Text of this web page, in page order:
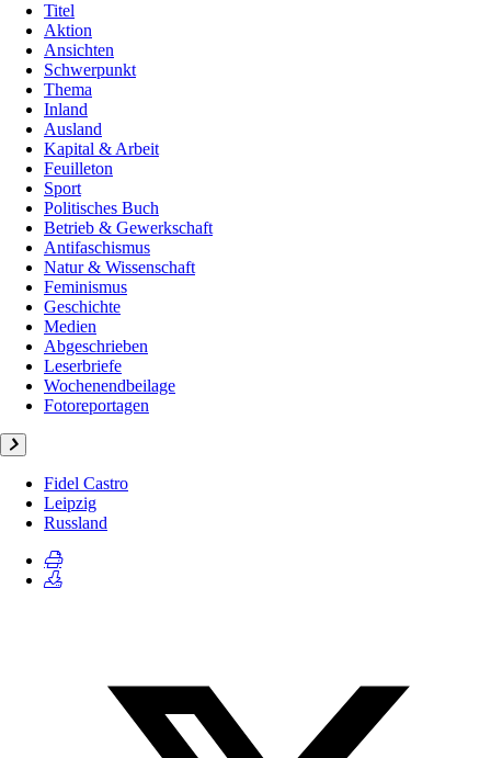
Titel
Aktion
Ansichten
Schwerpunkt
Thema
Inland
Ausland
Kapital & Arbeit
Feuilleton
Sport
Politisches Buch
Betrieb & Gewerkschaft
Antifaschismus
Natur & Wissenschaft
Feminismus
Geschichte
Medien
Abgeschrieben
Leserbriefe
Wochenendbeilage
Fotoreportagen
Fidel Castro
Leipzig
Russland